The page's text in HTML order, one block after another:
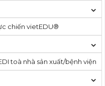
chiến vietEDU®
toà nhà sản xuất/bệnh viện